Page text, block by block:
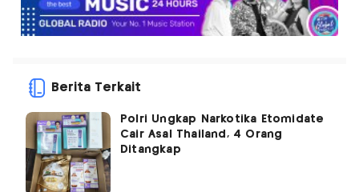
Berita Terkait
Polri Ungkap Narkotika Etomidate
Cair Asal Thailand, 4 Orang
Ditangkap